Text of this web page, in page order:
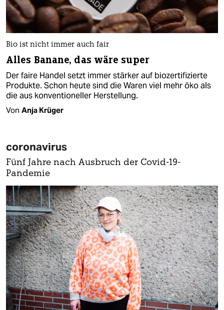
Bio ist nicht immer auch fair
Alles Banane, das wäre super
Der faire Handel setzt immer stärker auf biozertifizierte
Produkte. Schon heute sind die Waren viel mehr öko als
die aus konventioneller Herstellung.
Von Anja Krüger
coronavirus
Fünf Jahre nach Ausbruch der Covid-19-
Pandemie